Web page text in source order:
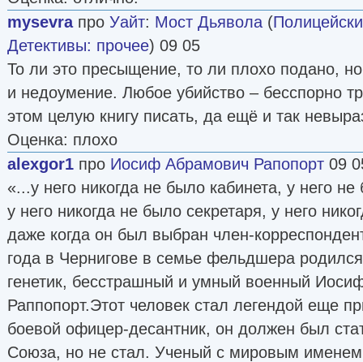
mysevraпро Уайт: Мост Дьявола (
Детективы: прочее) 09 05
То ли это пресыщение, то ли плохо подано,
и недоумение. Любое убийство – бесспорно
этом целую книгу писать, да ещё и так
Оценка: плохо
alexgor1 про Иосиф Абрамович Рапопорт 09
«...у него никогда не было кабинета, у него
у него никогда не было секретаря, у него
даже когда он был выбран член-
года в Чернигове в семье фельдшера
генетик, бесстрашный и умный военный
Раппопорт.Этот человек стал легендой еще
боевой офицер-десантник, он должен был
Союза, но не стал. Ученый с мировым